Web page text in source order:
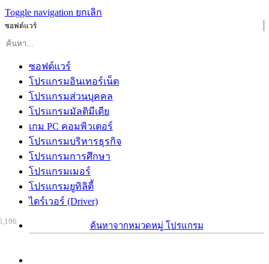
Toggle navigation ยกเลิก
ซอฟต์แวร์
ซอฟต์แวร์
โปรแกรมอินเทอร์เน็ต
โปรแกรมส่วนบุคคล
โปรแกรมมัลติมีเดีย
เกม PC คอมพิวเตอร์
โปรแกรมบริหารธุรกิจ
โปรแกรมการศึกษา
โปรแกรมเมอร์
โปรแกรมยูทิลิตี้
ไดร์เวอร์ (Driver)
ค้นหาจากหมวดหมู่ โปรแกรม